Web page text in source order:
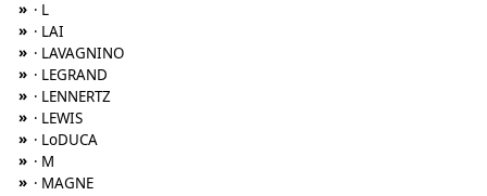
» · L
» · LAI
» · LAVAGNINO
» · LEGRAND
» · LENNERTZ
» · LEWIS
» · LoDUCA
» · M
» · MAGNE